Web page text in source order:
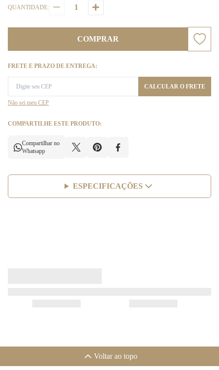
QUANTIDADE:
COMPRAR
FRETE E PRAZO DE ENTREGA:
CALCULAR O FRETE
Não sei meu CEP
COMPARTILHE ESTE PRODUTO:
Compartilhar no
Whatsapp
ESPECIFICAÇÕES
Voltar ao topo